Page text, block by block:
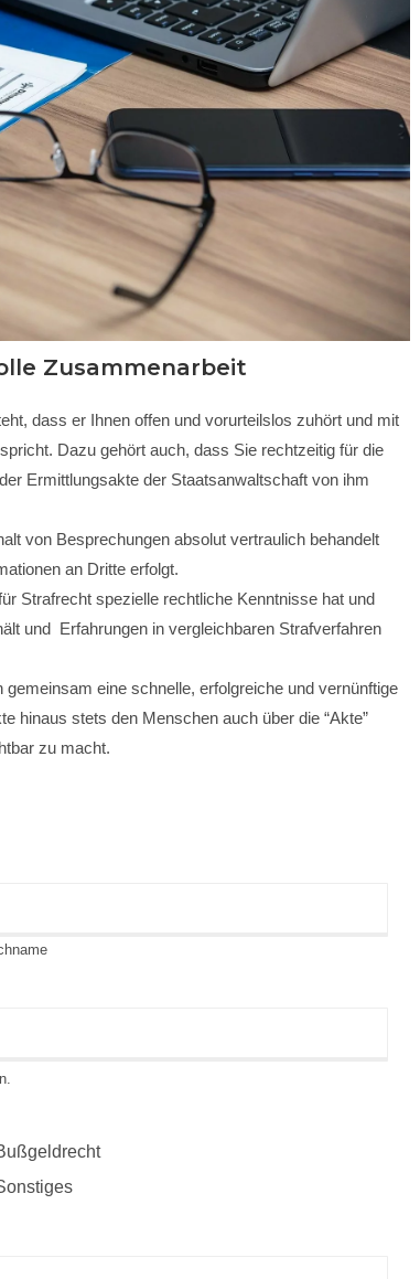
Zusammenarbeit
dass er Ihnen offen und vorurteilslos zuhört und mit
Dazu gehört auch, dass Sie rechtzeitig für die
Ermittlungsakte der Staatsanwaltschaft von ihm
von Besprechungen absolut vertraulich behandelt
an Dritte erfolgt.
Strafrecht spezielle rechtliche Kenntnisse hat und
und Erfahrungen in vergleichbaren Strafverfahren
eine schnelle, erfolgreiche und vernünftige
hinaus stets den Menschen auch über die “Akte”
zu macht.